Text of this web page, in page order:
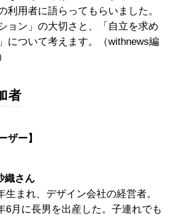
利用者に語らってもらいました。
ョン」の大切さと、「自立を求め
について考えます。（withnews編
者
ザー】
織さん
生まれ、デザイン会社の経営者。
6月に長男を出産した。子連れでも